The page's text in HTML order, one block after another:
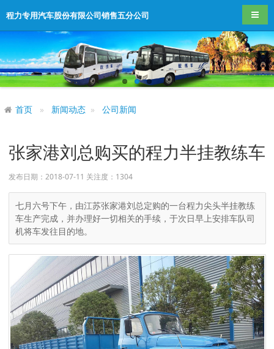
程力专用汽车股份有限公司销售五分公司 导航
首页 新闻动态 公司新闻
张家港刘总购买的程力半挂教练车
发布日期：2018-07-11 关注度： 1304
七月六号下午，由江苏张家港刘总定购的一台程力尖头半挂教练
车生产完成，并办理好一切相关的手续，于次日早上安排车队司
机将车发往目的地。